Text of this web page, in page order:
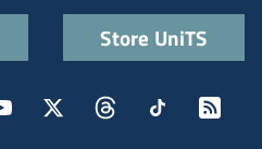
Store UniTS
Menu social